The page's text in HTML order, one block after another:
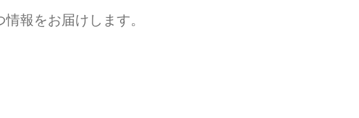
報をお届けします。